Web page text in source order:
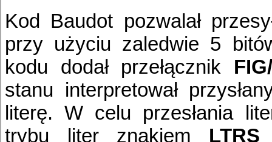
Kod Baudot pozwalał
przy użyciu zaledwie 5
kodu dodał przełącznik
stanu interpretował
literę. W celu przesłania
trybu liter znakiem LTRS